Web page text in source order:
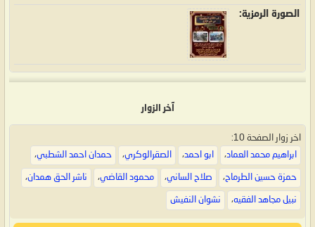
الصورة الرمزية
آخر الزوار
اخر زوار الصفحة 10:
ابراهيم محمد العماد، ابو احمد، الصقرالوكري، حمدان احمد الشطبي،
حمزة حسين الطرماح، صلاح الساني، محمود القاضي، ناشر الحق همدان،
نبيل مجاهد الفقيه، نشوان النفيش